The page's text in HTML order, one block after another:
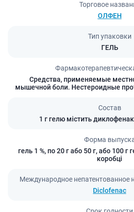
Торговое
ОЛФЕН
Тип упаковки
ГЕЛЬ
Средства, применяемые
мышечной боли. Нестероидные
Состав
1 г гелю містить
Форма
гель 1 %, по 20 г або 50 г, або 100 г
коробці
Международное
Diclofenac